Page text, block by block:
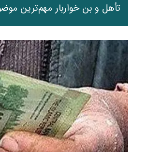
تأهل و بن خواربار مهم‌ترین